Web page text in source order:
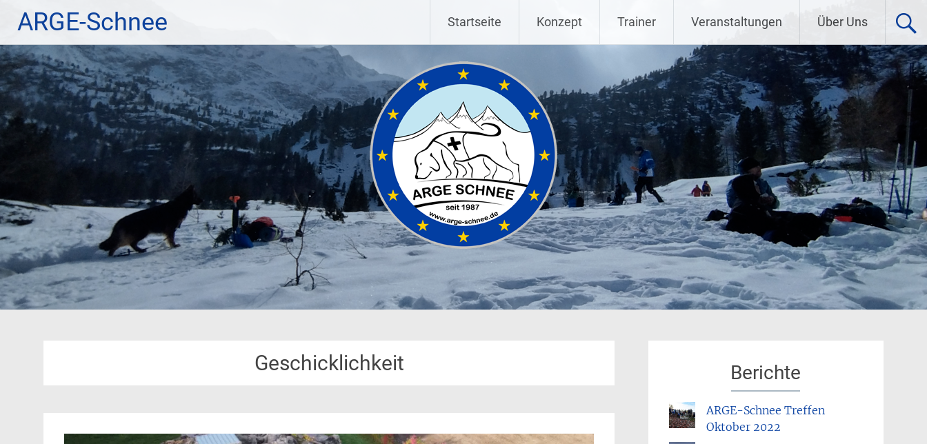
Inhalt
springen
ARGE-Schnee Startseite Konzept Trainer Veranstaltungen Über Uns
Geschicklichkeit Berichte
ARGE-Schnee Treffen
Oktober 2022